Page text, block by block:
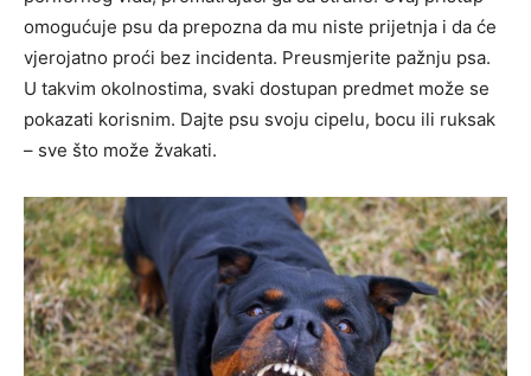
omogućuje psu da prepozna da mu niste prijetnja i da će
vjerojatno proći bez incidenta. Preusmjerite pažnju psa.
U takvim okolnostima, svaki dostupan predmet može se
pokazati korisnim. Dajte psu svoju cipelu, bocu ili ruksak
– sve što može žvakati.